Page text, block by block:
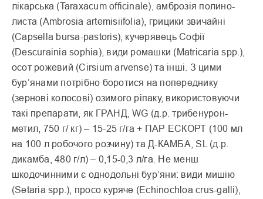
лікарська (Taraxacum officinale), амброзія полино­
листа (Ambrosia artemisiifolia), грицики звичайні
(Capsella bursa-pastoris), кучерявець Софії
(Descurainia sophia), види ромашки (Matricaria spp.),
осот рожевий (Cirsium arvense) та інші. З цими
бур’янами потрібно бороти­ся на попереднику
(зернові колосові) озимого ріпаку, використовуючи
такі препа­рати, як ГРАНД, WG (д.р. трибенурон-
метил, 750 г/ кг) – 15-25 г/га + ПАР ЕСКОРТ (100 мл
на 100 л робочого розчину) та Д-КАМБА, SL (д.р.
дикамба, 480 г/л) – 0,15-0,3 л/га. Не менш
шкодочинними є однодольні бур’яни: види мишію
(Setaria spp.), просо куряче (Echinochloa crus-galli),